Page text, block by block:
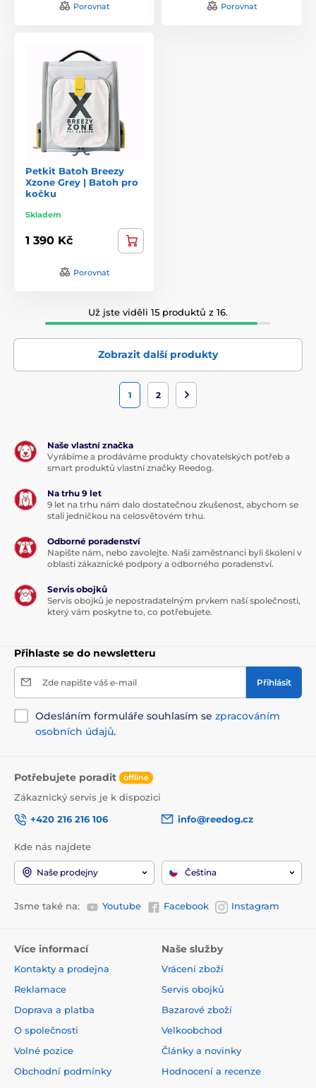
Porovnat Porovnat
Petkit Batoh Breezy
Xzone Grey | Batoh pro
kočku
Skladem
1 390 Kč
Porovnat
Už jste viděli 15 produktů z 16.
Zobrazit další produkty
1 2
Naše vlastní značka
Vyrábíme a prodáváme produkty chovatelských potřeb a
smart produktů vlastní značky Reedog.
Na trhu 9 let
9 let na trhu nám dalo dostatečnou zkušenost, abychom se
stali jedničkou na celosvětovém trhu.
Odborné poradenství
Napište nám, nebo zavolejte. Naši zaměstnanci byli školeni v
oblasti zákaznické podpory a odborného poradenství.
Servis obojků
Servis obojků je nepostradatelným prvkem naší společnosti,
který vám poskytne to, co potřebujete.
Přihlaste se do newsletteru
Zde napište váš e-mail Přihlásit
Odesláním formuláře souhlasím se zpracováním
osobních údajů.
Potřebujete poradit offline
Zákaznický servis je k dispozici
+420 216 216 106
info@reedog.cz
Kde nás najdete
Naše prodejny Čeština
Jsme také na: Youtube Facebook Instagram
Více informací
Kontakty a prodejna
Reklamace
Doprava a platba
O společnosti
Volné pozice
Obchodní podmínky
Naše služby
Vrácení zboží
Servis obojků
Bazarové zboží
Velkoobchod
Články a novinky
Hodnocení a recenze